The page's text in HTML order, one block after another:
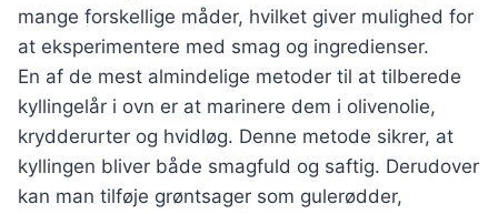
mange forskellige måder, hvilket giver mulighed for
at eksperimentere med smag og ingredienser.
En af de mest almindelige metoder til at tilberede
kyllingelår i ovn er at marinere dem i olivenolie,
krydderurter og hvidløg. Denne metode sikrer, at
kyllingen bliver både smagfuld og saftig. Derudover
kan man tilføje grøntsager som gulerødder,